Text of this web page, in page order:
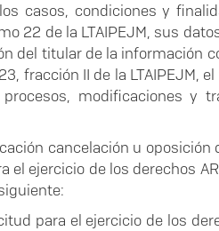
casos, condiciones y
22 de la LTAIPEJM, sus
del titular de la información
fracción II de la LTAIPEJM,
modificaciones y
cancelación u oposición
el ejercicio de los derechos
para el ejercicio de los